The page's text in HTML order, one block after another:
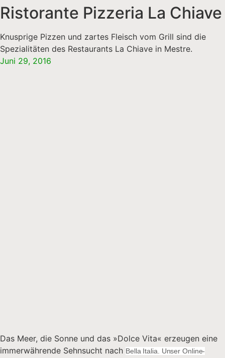
Ristorante Pizzeria La Chiave
Knusprige Pizzen und zartes Fleisch vom Grill sind die
Spezialitäten des Restaurants La Chiave in Mestre.
Juni 29, 2016
Das Meer, die Sonne und das »Dolce Vita« erzeugen eine
immerwährende Sehnsucht nach Bella Italia. Unser Online-